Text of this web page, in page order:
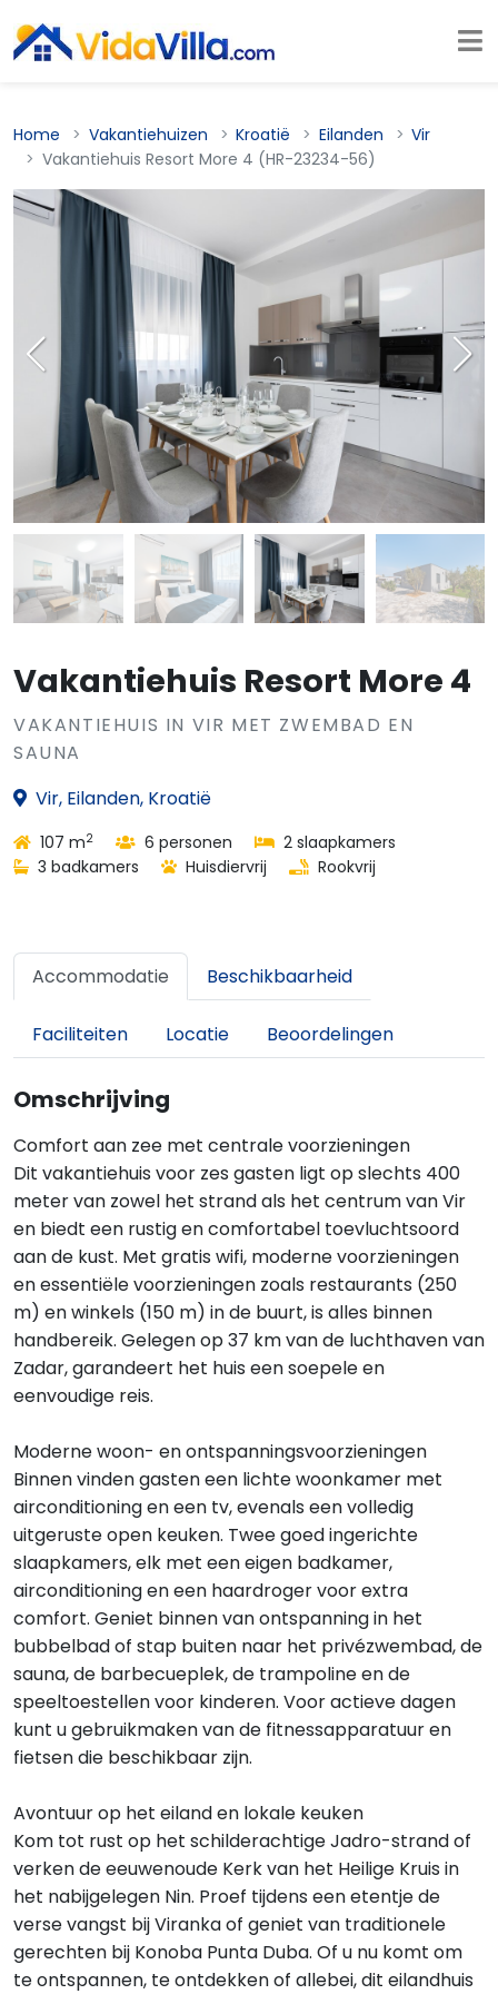
Home Vakantiehuizen Kroatië Eilanden
Vir
Vakantiehuis Resort More 4 (HR-23234-56)
Vakantiehuis Resort More 4
VAKANTIEHUIS IN VIR MET ZWEMBAD EN
SAUNA
Vir, Eilanden, Kroatië
107 m2 6 personen
2 slaapkamers
3 badkamers
Huisdiervrij Rookvrij
Accommodatie Beschikbaarheid
Faciliteiten Locatie Beoordelingen
Omschrijving
Comfort aan zee met centrale voorzieningen
Dit vakantiehuis voor zes gasten ligt op slechts 400
meter van zowel het strand als het centrum van Vir
en biedt een rustig en comfortabel toevluchtsoord
aan de kust. Met gratis wifi, moderne voorzieningen
en essentiële voorzieningen zoals restaurants (250
m) en winkels (150 m) in de buurt, is alles binnen
handbereik. Gelegen op 37 km van de luchthaven van
Zadar, garandeert het huis een soepele en
eenvoudige reis.
Moderne woon- en ontspanningsvoorzieningen
Binnen vinden gasten een lichte woonkamer met
airconditioning en een tv, evenals een volledig
uitgeruste open keuken. Twee goed ingerichte
slaapkamers, elk met een eigen badkamer,
airconditioning en een haardroger voor extra
comfort. Geniet binnen van ontspanning in het
bubbelbad of stap buiten naar het privézwembad, de
sauna, de barbecueplek, de trampoline en de
speeltoestellen voor kinderen. Voor actieve dagen
kunt u gebruikmaken van de fitnessapparatuur en
fietsen die beschikbaar zijn.
Avontuur op het eiland en lokale keuken
Kom tot rust op het schilderachtige Jadro-strand of
verken de eeuwenoude Kerk van het Heilige Kruis in
het nabijgelegen Nin. Proef tijdens een etentje de
verse vangst bij Viranka of geniet van traditionele
gerechten bij Konoba Punta Duba. Of u nu komt om
te ontspannen, te ontdekken of allebei, dit eilandhuis